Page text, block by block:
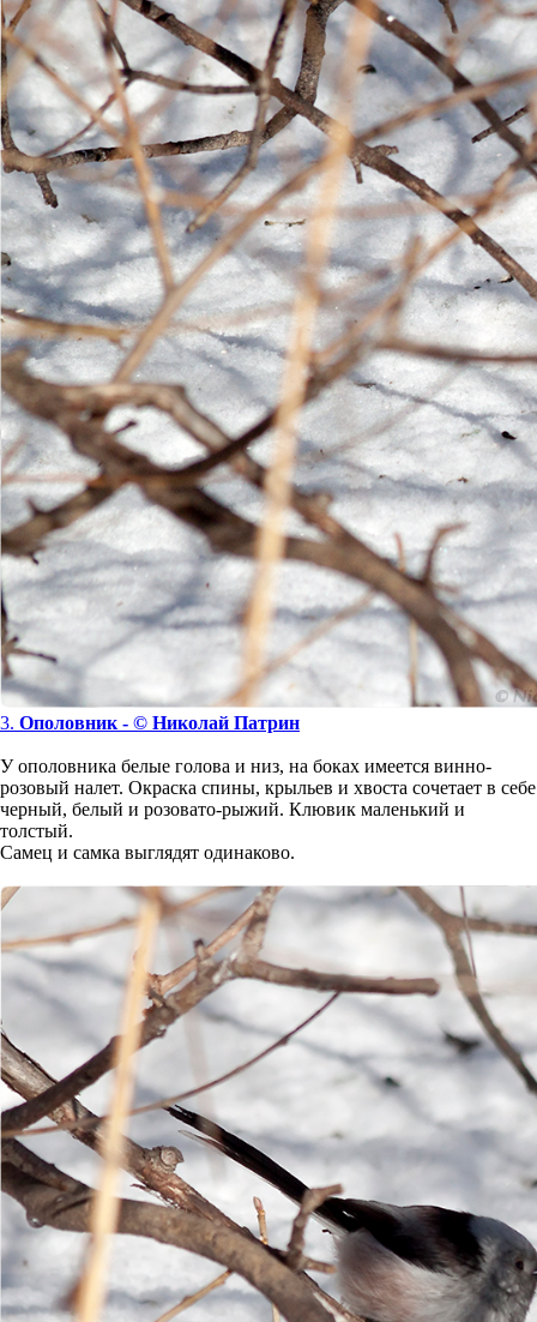
3. Ополовник - © Николай Патрин
У ополовника белые голова и низ, на боках имеется винно-
розовый налет. Окраска спины, крыльев и хвоста сочетает в себе
черный, белый и розовато-рыжий. Клювик маленький и
толстый.
Самец и самка выглядят одинаково.